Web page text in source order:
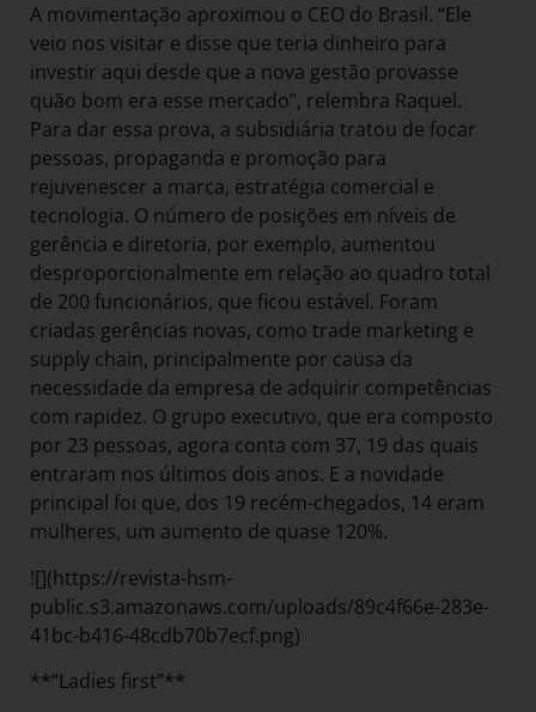
A movimentação aproximou o CEO do Brasil. “Ele
veio nos visitar e disse que teria dinheiro para
investir aqui desde que a nova gestão provasse
quão bom era esse mercado”, relembra Raquel.
Para dar essa prova, a subsidiária tratou de focar
pessoas, propaganda e promoção para
rejuvenescer a marca, estratégia comercial e
tecnologia. O número de posições em níveis de
gerência e diretoria, por exemplo, aumentou
desproporcionalmente em relação ao quadro total
de 200 funcionários, que ficou estável. Foram
criadas gerências novas, como trade marketing e
supply chain, principalmente por causa da
necessidade da empresa de adquirir competências
com rapidez. O grupo executivo, que era composto
por 23 pessoas, agora conta com 37, 19 das quais
entraram nos últimos dois anos. E a novidade
principal foi que, dos 19 recém-chegados, 14 eram
mulheres, um aumento de quase 120%.
![](https://revista-hsm-
public.s3.amazonaws.com/uploads/89c4f66e-283e-
41bc-b416-48cdb70b7ecf.png)
**“Ladies first”**